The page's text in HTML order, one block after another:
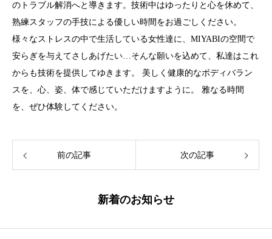
のトラブル解消へと導きます。技術中はゆったりと心を休めて、
熟練スタッフの手技による優しい時間をお過ごしください。
様々なストレスの中で生活している女性達に、MIYABIの空間で
安らぎを与えてさしあげたい…そんな願いを込めて、私達はこれ
からも技術を提供してゆきます。 美しく健康的なボディバラン
スを、心、姿、体で感じていただけますように。 雅なる時間
を、ぜひ体験してください。
前の記事 次の記事
新着のお知らせ